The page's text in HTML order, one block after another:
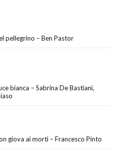
pellegrino – Ben Pastor
bianca – Sabrina De Bastiani,
giova ai morti – Francesco Pinto